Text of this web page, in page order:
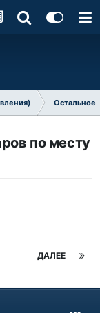
Остальное
по месту
ДАЛЕЕ